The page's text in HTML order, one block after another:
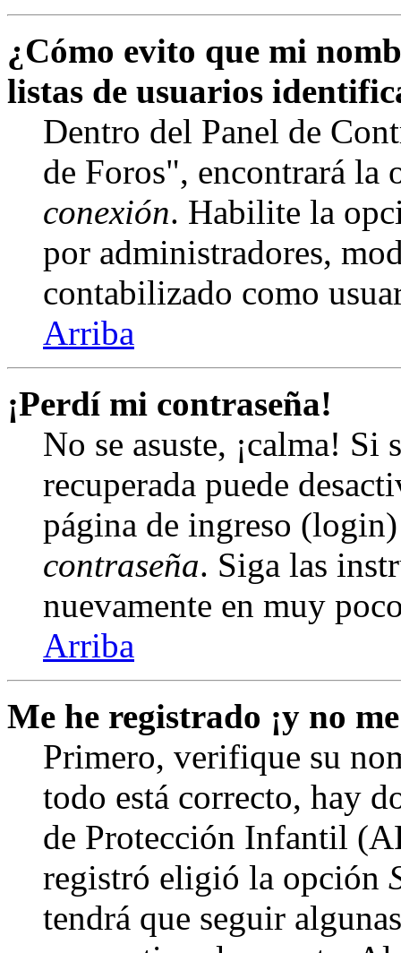
¿Cómo evito que mi
listas de usuarios
Dentro del Panel de
de Foros", encontrará la
conexión. Habilite la
por administradores,
contabilizado como
Arriba
¡Perdí mi contraseña!
No se asuste, ¡calma! Si
recuperada puede
página de ingreso
contraseña. Siga las
nuevamente en muy
Arriba
Me he registrado ¡y no
Primero, verifique su
todo está correcto, hay
de Protección Infantil
registró eligió la opción
tendrá que seguir